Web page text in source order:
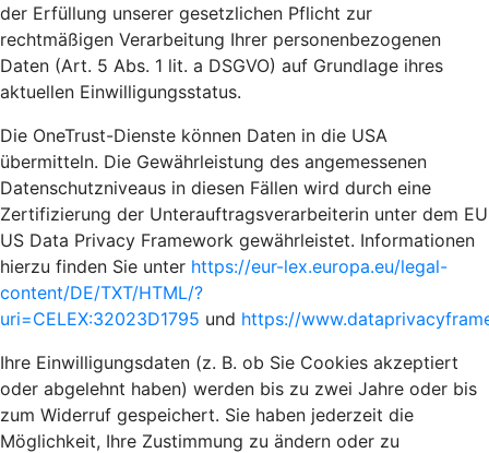
der Erfüllung unserer gesetzlichen Pflicht zur
rechtmäßigen Verarbeitung Ihrer personenbezogenen
Daten (Art. 5 Abs. 1 lit. a DSGVO) auf Grundlage ihres
aktuellen Einwilligungsstatus.
Die OneTrust-Dienste können Daten in die USA
übermitteln. Die Gewährleistung des angemessenen
Datenschutzniveaus in diesen Fällen wird durch eine
Zertifizierung der Unterauftragsverarbeiterin unter dem EU
US Data Privacy Framework gewährleistet. Informationen
hierzu finden Sie unter https://eur-lex.europa.eu/legal-
content/DE/TXT/HTML/?
uri=CELEX:32023D1795 und https://
Ihre Einwilligungsdaten (z. B. ob Sie Cookies akzeptiert
oder abgelehnt haben) werden bis zu zwei Jahre oder bis
zum Widerruf gespeichert. Sie haben jederzeit die
Möglichkeit, Ihre Zustimmung zu ändern oder zu